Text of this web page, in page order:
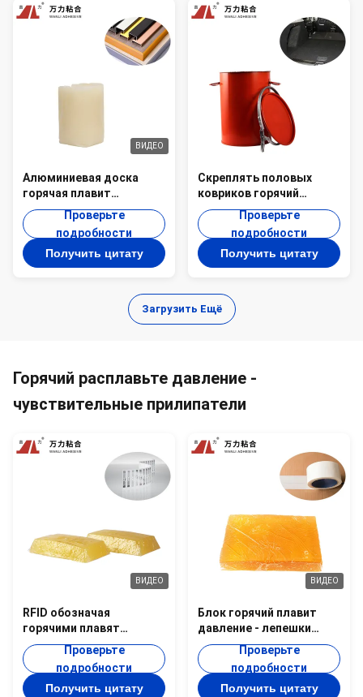
ВИДЕО
Алюминиевая доска
горячая плавит
прилипатели
Edgebanding PUR-XBB768
Проверьте
подробности
Получить цитату
Скреплять половых
ковриков горячий
плавит груз PUR-1276
автомобиля
прилипателей
Проверьте
подробности
Получить цитату
Загрузить Ещё
Горячий расплавьте давление -
чувствительные прилипатели
ВИДЕО
RFID обозначая
горячими плавят
слипчивое TPR
высокопрочный горячий
клей TPR-2002A
Проверьте
подробности
Получить цитату
ВИДЕО
Блок горячий плавит
давление - лепешки
TPR-2206P клея Kraft
бумажные TPR
чувствительных
прилипателей
Проверьте
подробности
Получить цитату